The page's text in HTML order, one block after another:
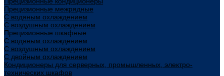
Прецизионные межрядные
С водяным охлаждением
С воздушным охлаждением
Прецизионные шкафные
С водяным охлаждением
С воздушным охлаждением
С двойным охлаждением
Кондиционеры для серверных, промышленных, электро-
технических шкафов